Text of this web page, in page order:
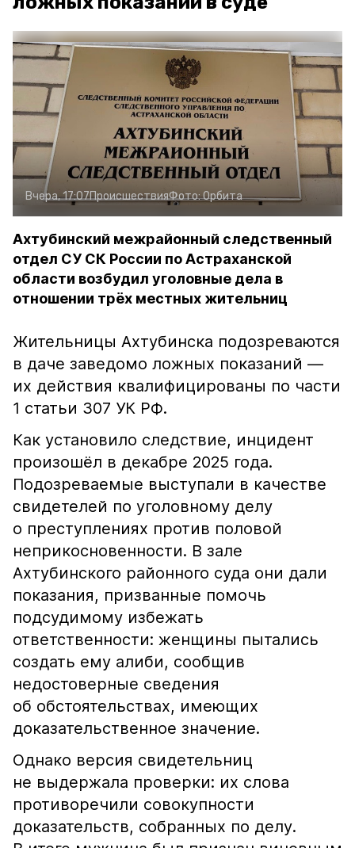
Вчера, 17:07ПроисшествияФото:Орбита
Ахтубинский межрайонный следственный
отдел СУ СК России по Астраханской
области возбудил уголовные дела в
отношении трёх местных жительниц
Жительницы Ахтубинска подозреваются
в даче заведомо ложных показаний —
их действия квалифицированы по части
1 статьи 307 УК РФ.
Как установило следствие, инцидент
произошёл в декабре 2025 года.
Подозреваемые выступали в качестве
свидетелей по уголовному делу
о преступлениях против половой
неприкосновенности. В зале
Ахтубинского районного суда они дали
показания, призванные помочь
подсудимому избежать
ответственности: женщины пытались
создать ему алиби, сообщив
недостоверные сведения
об обстоятельствах, имеющих
доказательственное значение.
Однако версия свидетельниц
не выдержала проверки: их слова
противоречили совокупности
доказательств, собранных по делу.